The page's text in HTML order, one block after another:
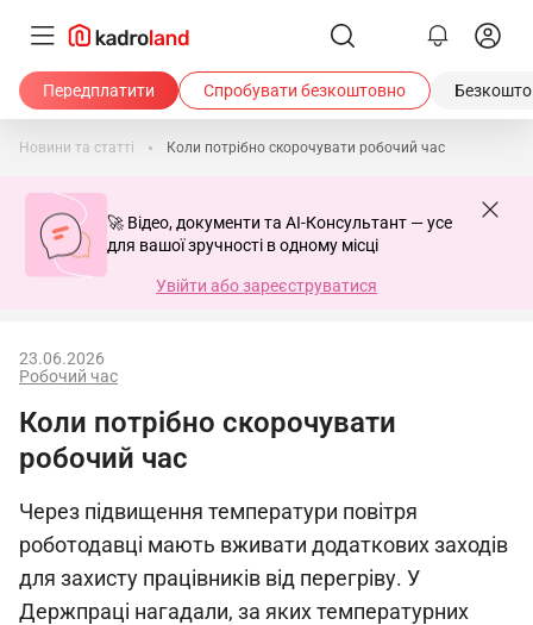
Передплатити Спробувати безкоштовно
Новини та статті Коли потрібно скорочувати робочий час
🚀 Відео, документи та AI-Консультант — усе
для вашої зручності в одному місці
Увійти або зареєструватися
Робочий час
23.06.2026
Коли потрібно скорочувати
робочий час
Через підвищення температури повітря
роботодавці мають вживати додаткових заходів
для захисту працівників від перегріву. У
Держпраці нагадали, за яких температурних